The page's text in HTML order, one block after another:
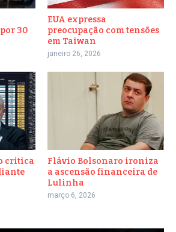
30
EUA expressa
preocupação com tensões
em Taiwan
janeiro 26, 2026
critica
Flávio Bolsonaro ironiza
a ascensão financeira de
Lulinha
março 6, 2026